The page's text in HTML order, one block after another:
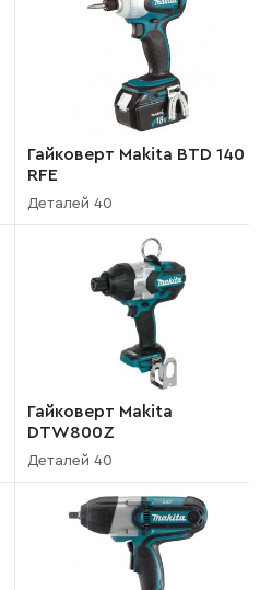
Гайковерт Makita BTD 140
RFE
Деталей 40
Гайковерт Makita
DTW800Z
Деталей 40